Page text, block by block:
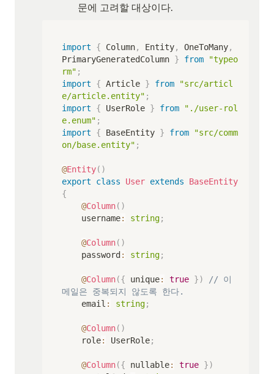
문에 고려할 대상이다.
import { Column, Entity, OneToMany,
PrimaryGeneratedColumn } from
"typeo
rm" ;
import
{ Article } from
"src/articl
e/article.entity" ;
import
{ UserRole } from
"./user-rol
e.enum" ;
import
{ BaseEntity } from
"src/comm
on/base.entity" ;
@Entity( )
export
class User extends
BaseEntity
{
@Column( )
    username
: string;
@Column( )
    password
: string;
@Column({ unique: true })
// 이
메일은 중복되지 않도록 한다.
    email
: string;
@Column( )
    role
: UserRole;
@Column({ nullable: true })